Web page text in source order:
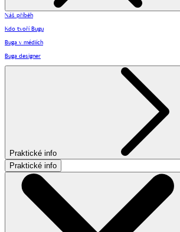
Náš příběh
Kdo tvoří Bugu
Buga v médiích
Buga designer
Praktické info
Praktické info